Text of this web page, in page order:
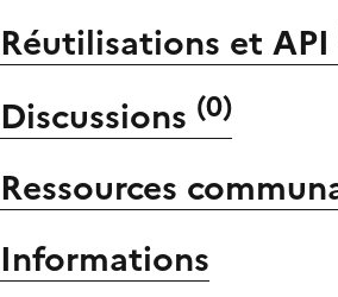
Réutilisations et API
Discussions (0)
Ressources
Informations